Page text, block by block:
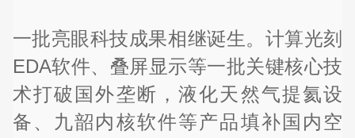
一批亮眼科技成果相继诞生。计算光刻
EDA软件、叠屏显示等一批关键核心技
术打破国外垄断，液化天然气提氦设
备、九韶内核软件等产品填补国内空